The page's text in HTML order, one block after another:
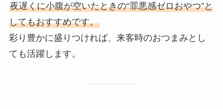
夜遅くに小腹が空いたときの“罪悪感ゼロおやつ”と
してもおすすめです。
彩り豊かに盛りつければ、来客時のおつまみとし
ても活躍します。